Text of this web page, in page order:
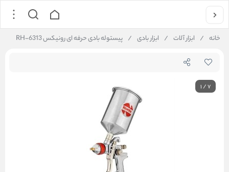
خانه / ابزار آلات / ابزار بادی / پیستوله بادی حرفه ای رونیکس RH-6313
1/7